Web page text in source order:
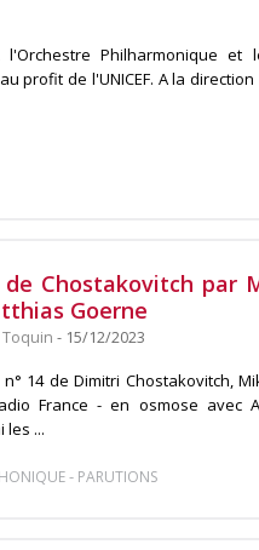
Philharmonique et
profit de l'UNICEF. A la
Chostakovitch par
Goerne
Toquin - 15/12/2023
14 de Dimitri Chostakovitch,
France - en osmose avec
les ...
- PARUTIONS